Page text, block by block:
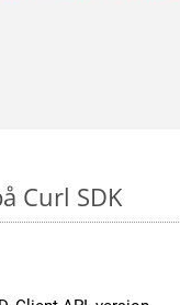
Curl SDK